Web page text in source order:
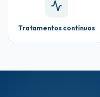
Tratamentos contínuos